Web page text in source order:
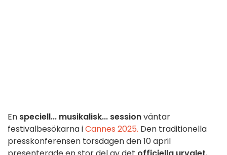
En speciell... musikalisk... sessionväntar
festivalbesökarna iCannes 2025. Den traditionella
presskonferensen torsdagen den 10 april